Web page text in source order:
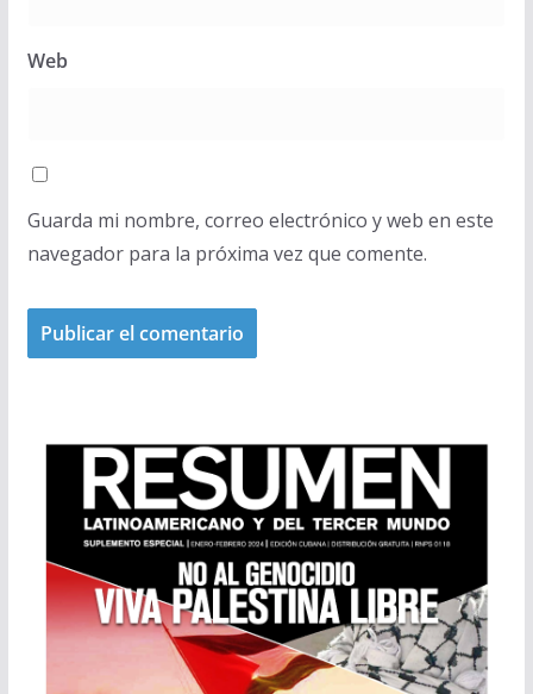
Web
Guarda mi nombre, correo electrónico y web en este
navegador para la próxima vez que comente.